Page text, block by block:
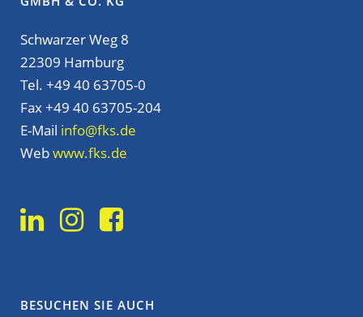
Schwarzer Weg 8
22309 Hamburg
Tel. +49 40 63705-0
Fax +49 40 63705-204
E-Mail info@fks.de
Webwww.fks.de
BESUCHEN SIE AUCH